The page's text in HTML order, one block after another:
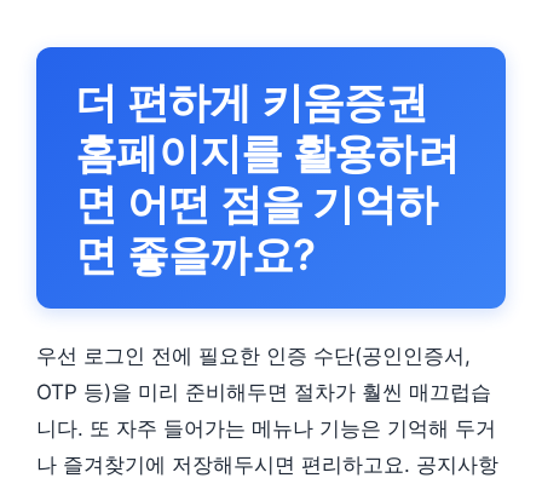
더 편하게 키움증권
홈페이지를 활용하려
면 어떤 점을 기억하
면 좋을까요?
우선 로그인 전에 필요한 인증 수단(공인인증서,
OTP 등)을 미리 준비해두면 절차가 훨씬 매끄럽습
니다. 또 자주 들어가는 메뉴나 기능은 기억해 두거
나 즐겨찾기에 저장해두시면 편리하고요. 공지사항